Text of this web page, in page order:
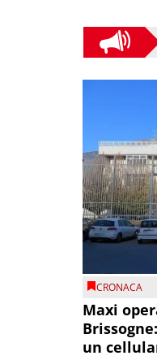
CRONACA
Maxi
un